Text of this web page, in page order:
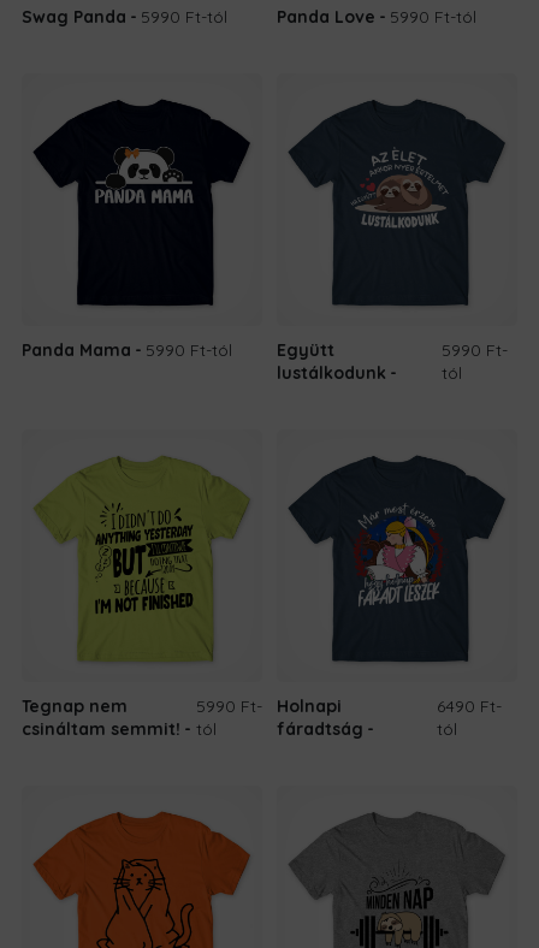
Swag Panda 5990 Ft-tól Panda Love 5990 Ft-tól
Panda Mama 5990 Ft-tól
Együtt
lustálkodunk
5990 Ft-
tól
Tegnap nem
csináltam semmit!
5990 Ft-
tól
Holnapi
fáradtság
6490 Ft-
tól